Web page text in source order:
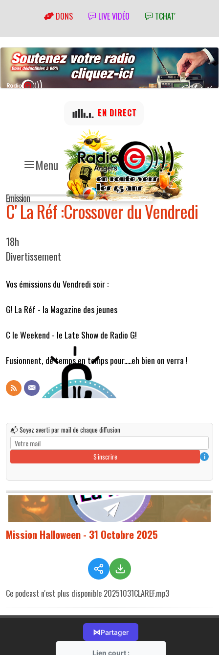
DONS LIVE VIDÉO TCHAT'
Menu
EN DIRECT
Emission
C' La Réf :Crossover du Vendredi
18h
Divertissement
Vos émissions du Vendredi soir :
G! La Réf - la Magazine des jeunes
C le Weekend - le Late Show de Radio G!
Fusionnent, de temps en temps pour.....eh bien on verra !
📬 Soyez averti par mail de chaque diffusion
S'inscrire i
Mission Halloween - 31 Octobre 2025
Ce podcast n'est plus disponible 20251031CLAREF.mp3
⋈Partager
Lien court :